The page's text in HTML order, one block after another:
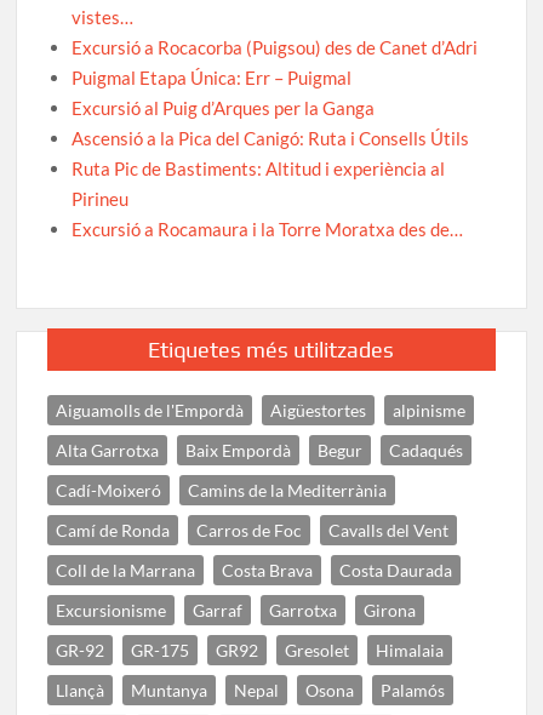
vistes…
Excursió a Rocacorba (Puigsou) des de Canet d’Adri
Puigmal Etapa Única: Err – Puigmal
Excursió al Puig d’Arques per la Ganga
Ascensió a la Pica del Canigó: Ruta i Consells Útils
Ruta Pic de Bastiments: Altitud i experiència al
Pirineu
Excursió a Rocamaura i la Torre Moratxa des de…
Etiquetes més utilitzades
Aiguamolls de l'Empordà Aigüestortes
alpinisme
Alta Garrotxa
Baix Empordà Begur
Cadaqués
Cadí-Moixeró
Camins de la Mediterrània
Camí de Ronda
Carros de Foc
Cavalls del Vent
Coll de la Marrana
Costa Brava
Costa Daurada
Excursionisme
Garraf Garrotxa
Girona
GR-92
GR-175 GR92 Gresolet
Himalaia
Llançà
Muntanya Nepal Osona
Palamós